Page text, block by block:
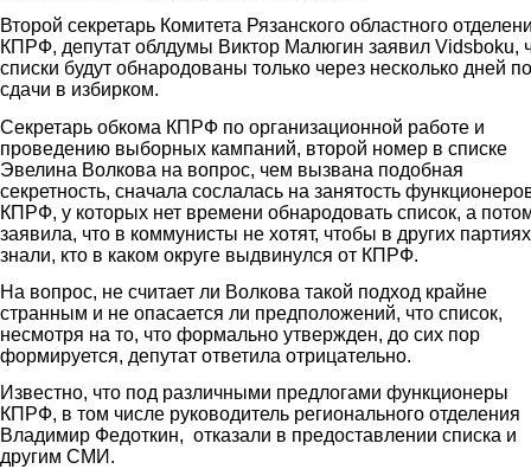
Второй секретарь Комитета Рязанского областного
КПРФ, депутат облдумы Виктор Малюгин заявил Vidsboku,
списки будут обнародованы только через несколько дней
сдачи в избирком.
Секретарь обкома КПРФ по организационной работе и
проведению выборных кампаний, второй номер в списке
Эвелина Волкова на вопрос, чем вызвана подобная
секретность, сначала сослалась на занятость
КПРФ, у которых нет времени обнародовать список, а
заявила, что в коммунисты не хотят, чтобы в других партиях
знали, кто в каком округе выдвинулся от КПРФ.
На вопрос, не считает ли Волкова такой подход крайне
странным и не опасается ли предположений, что список,
несмотря на то, что формально утвержден, до сих пор
формируется, депутат ответила отрицательно.
Известно, что под различными предлогами функционеры
КПРФ, в том числе руководитель регионального отделения
Владимир Федоткин, отказали в предоставлении списка и
другим СМИ.